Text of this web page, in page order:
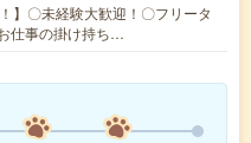
】〇未経験大歓迎！〇フリータ
仕事の掛け持ち…